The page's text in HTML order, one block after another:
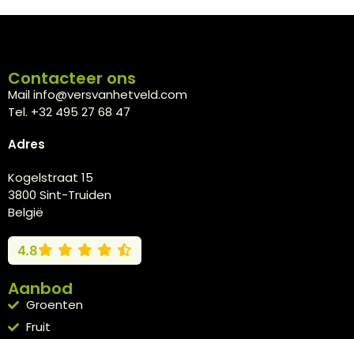
Contacteer ons
Mail info@versvanhetveld.com
Tel. +32 495 27 68 47
Adres
Kogelstraat 15
3800 Sint-Truiden
België
4.8
Aanbod
Groenten
Fruit